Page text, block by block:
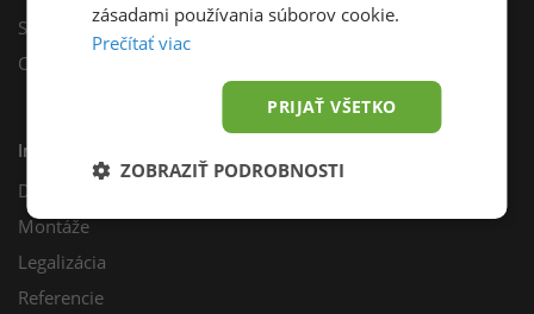
Sprievodca výberom fotovoltiky
Odporúčací program
Inštalácie
Dotácie
Montáže
Legalizácia
Referencie
zásadami používania súborov cookie.
Prečítať viac
PRIJAŤ VŠETKO
ZOBRAZIŤ PODROBNOSTI